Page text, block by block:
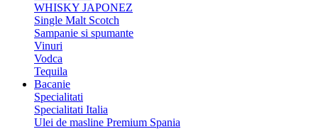
WHISKY JAPONEZ
Single Malt Scotch
Sampanie si spumante
Vinuri
Vodca
Tequila
Bacanie
Specialitati
Specialitati Italia
Ulei de masline Premium Spania